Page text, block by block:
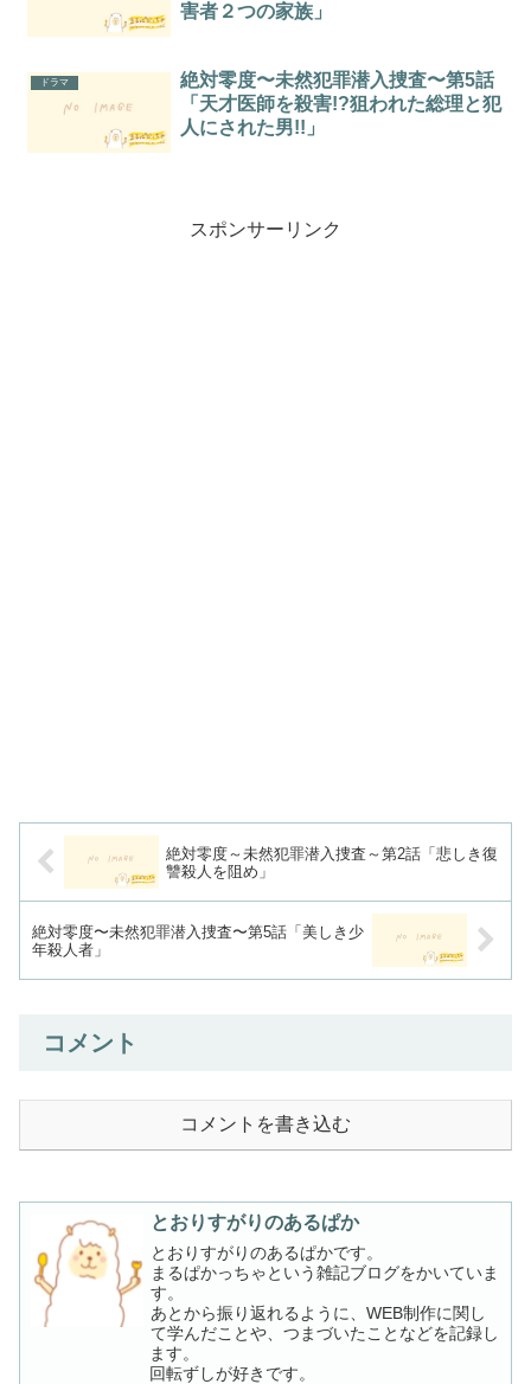
害者２つの家族」
ドラマ
絶対零度〜未然犯罪潜入捜査〜第5話
「天才医師を殺害!?狙われた総理と犯
人にされた男!!」
スポンサーリンク
絶対零度～未然犯罪潜入捜査～第2話「悲しき復
讐殺人を阻め」
絶対零度〜未然犯罪潜入捜査〜第5話「美しき少
年殺人者」
コメント
コメントを書き込む
とおりすがりのあるぱか
とおりすがりのあるぱかです。
まるぱかっちゃという雑記ブログをかいていま
す。
あとから振り返れるように、WEB制作に関し
て学んだことや、つまづいたことなどを記録し
ます。
回転ずしが好きです。